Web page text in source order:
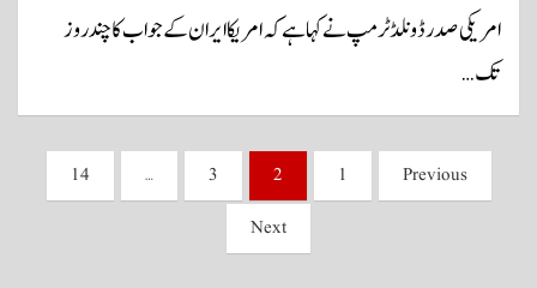
امریکی صدر ڈونلڈ ٹرمپ نے کہا ہے کہ امریکا ایران کے جواب کا چند روز
تک…
Posts
pagination
Previous
1
2
3
…
14
Next